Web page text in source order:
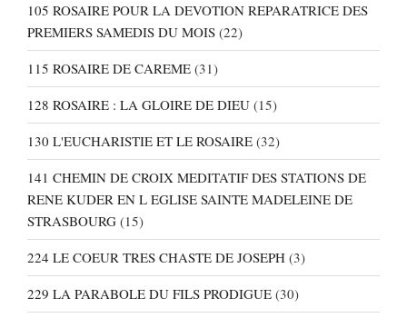
105 ROSAIRE POUR LA DEVOTION REPARATRICE DES
PREMIERS SAMEDIS DU MOIS (22)
115 ROSAIRE DE CAREME (31)
128 ROSAIRE : LA GLOIRE DE DIEU (15)
130 L'EUCHARISTIE ET LE ROSAIRE (32)
141 CHEMIN DE CROIX MEDITATIF DES STATIONS DE
RENE KUDER EN L EGLISE SAINTE MADELEINE DE
STRASBOURG (15)
224 LE COEUR TRES CHASTE DE JOSEPH (3)
229 LA PARABOLE DU FILS PRODIGUE (30)